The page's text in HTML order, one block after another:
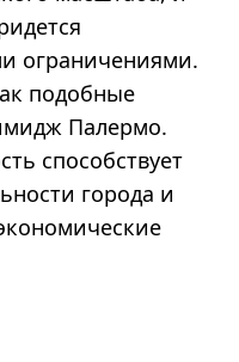
ограничениями.
подобные
Палермо.
способствует
города и